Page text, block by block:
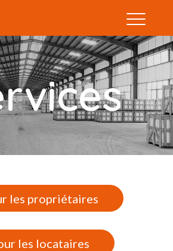
les propriétaires
les locataires